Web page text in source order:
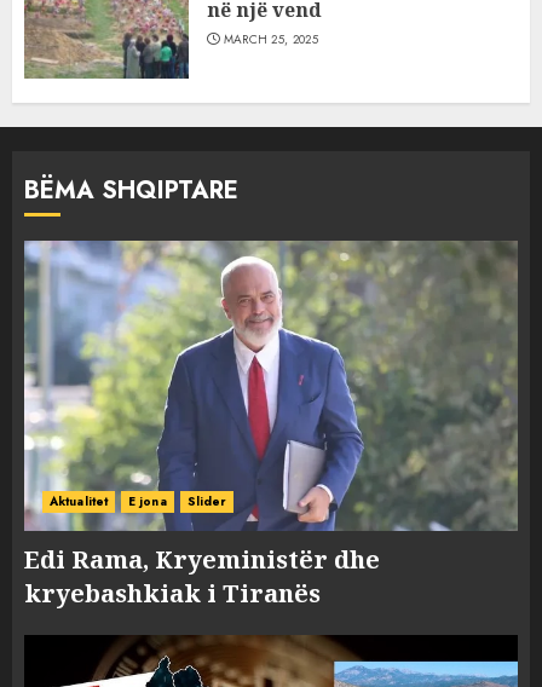
në një vend
MARCH 25, 2025
BËMA SHQIPTARE
Aktualitet E jona Slider
Edi Rama, Kryeministër dhe
kryebashkiak i Tiranës